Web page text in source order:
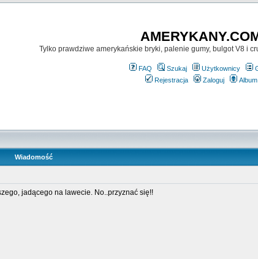
Tylko prawdziwe amerykańskie bryki, palenie gumy, bulgot V8 i
FAQ Szukaj Użytkownicy
Rejestracja
Zaloguj Album
Wiadomość
jadącego na lawecie. No..przyznać się!!